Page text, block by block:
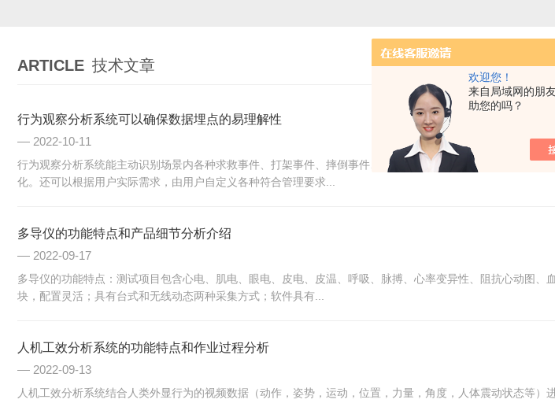
欢迎您！
来自局域网的朋
助您的吗？
ARTICLE 技术文章
行为观察分析系统可以确保数据埋点的易理解性
2022-10-11
行为观察分析系统能主动识别场景内各种求救事件、打架事件、摔倒事件、闯入事件、攀爬事件，一旦被监
化。还可以根据用户实际需求，由用户自定义各种符合管理要求...
多导仪的功能特点和产品细节分析介绍
2022-09-17
多导仪的功能特点：测试项目包含心电、肌电、眼电、皮电、皮温、呼吸、脉搏、心率变异性、阻抗心动图
块，配置灵活；具有台式和无线动态两种采集方式；软件具有...
人机工效分析系统的功能特点和作业过程分析
2022-09-13
人机工效分析系统结合人类外显行为的视频数据（动作，姿势，运动，位置，力量，角度，人体震动状态等